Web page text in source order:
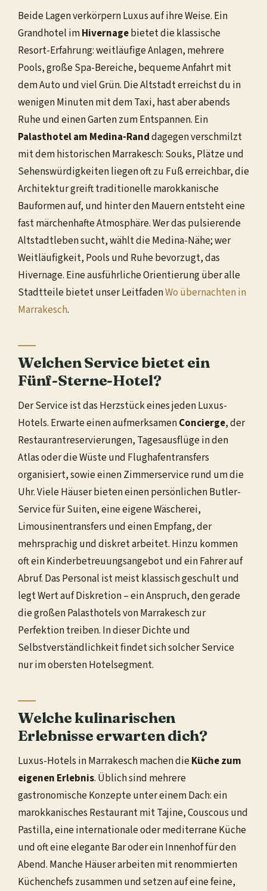
Beide Lagen verkörpern Luxus auf ihre Weise. Ein
Grandhotel imHivernagebietet die klassische
Resort-Erfahrung: weitläufige Anlagen, mehrere
Pools, große Spa-Bereiche, bequeme Anfahrt mit
dem Auto und viel Grün. Die Altstadt erreichst du in
wenigen Minuten mit dem Taxi, hast aber abends
Ruhe und einen Garten zum Entspannen. Ein
Palasthotel am Medina-Randdagegen verschmilzt
mit dem historischen Marrakesch: Souks, Plätze und
Sehenswürdigkeiten liegen oft zu Fuß erreichbar, die
Architektur greift traditionelle marokkanische
Bauformen auf, und hinter den Mauern entsteht eine
fast märchenhafte Atmosphäre. Wer das pulsierende
Altstadtleben sucht, wählt die Medina-Nähe; wer
Weitläufigkeit, Pools und Ruhe bevorzugt, das
Hivernage. Eine ausführliche Orientierung über alle
Stadtteile bietet unser LeitfadenWo übernachten in
Marrakesch.
Welchen Service bietet ein
Fünf-Sterne-Hotel?
Der Service ist das Herzstück eines jeden Luxus-
Hotels. Erwarte einen aufmerksamenConcierge, der
Restaurantreservierungen, Tagesausflüge in den
Atlas oder die Wüste und Flughafentransfers
organisiert, sowie einen Zimmerservice rund um die
Uhr. Viele Häuser bieten einen persönlichen Butler-
Service für Suiten, eine eigene Wäscherei,
Limousinentransfers und einen Empfang, der
mehrsprachig und diskret arbeitet. Hinzu kommen
oft ein Kinderbetreuungsangebot und ein Fahrer auf
Abruf. Das Personal ist meist klassisch geschult und
legt Wert auf Diskretion – ein Anspruch, den gerade
die großen Palasthotels von Marrakesch zur
Perfektion treiben. In dieser Dichte und
Selbstverständlichkeit findet sich solcher Service
nur im obersten Hotelsegment.
Welche kulinarischen
Erlebnisse erwarten dich?
Luxus-Hotels in Marrakesch machen dieKüche zum
eigenen Erlebnis. Üblich sind mehrere
gastronomische Konzepte unter einem Dach: ein
marokkanisches Restaurant mit Tajine, Couscous und
Pastilla, eine internationale oder mediterrane Küche
und oft eine elegante Bar oder ein Innenhof für den
Abend. Manche Häuser arbeiten mit renommierten
Küchenchefs zusammen und setzen auf eine feine,